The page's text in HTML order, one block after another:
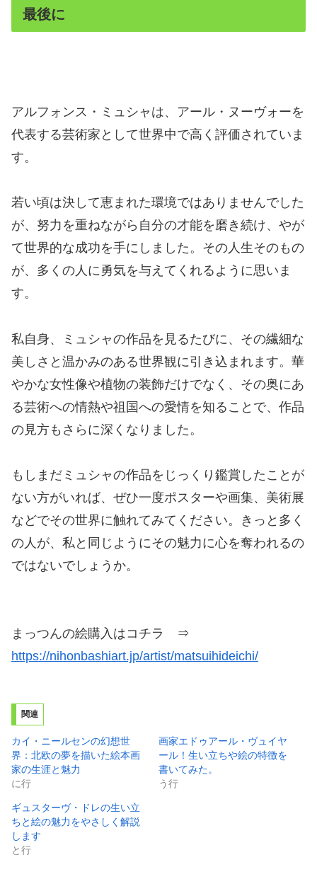
最後に
アルフォンス・ミュシャは、アール・ヌーヴォーを
代表する芸術家として世界中で高く評価されていま
す。
若い頃は決して恵まれた環境ではありませんでした
が、努力を重ねながら自分の才能を磨き続け、やが
て世界的な成功を手にしました。その人生そのもの
が、多くの人に勇気を与えてくれるように思いま
す。
私自身、ミュシャの作品を見るたびに、その繊細な
美しさと温かみのある世界観に引き込まれます。華
やかな女性像や植物の装飾だけでなく、その奥にあ
る芸術への情熱や祖国への愛情を知ることで、作品
の見方もさらに深くなりました。
もしまだミュシャの作品をじっくり鑑賞したことが
ない方がいれば、ぜひ一度ポスターや画集、美術展
などでその世界に触れてみてください。きっと多く
の人が、私と同じようにその魅力に心を奪われるの
ではないでしょうか。
まっつんの絵購入はコチラ ⇒
https://nihonbashiart.jp/artist/matsuihideichi/
関連
カイ・ニールセンの幻想世
界：北欧の夢を描いた絵本画
家の生涯と魅力
に行
画家エドゥアール・ヴュイヤ
ール！生い立ちや絵の特徴を
書いてみた。
う行
ギュスターヴ・ドレの生い立
ちと絵の魅力をやさしく解説
します
と行